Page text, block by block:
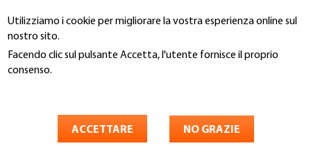
Utilizziamo i cookie per migliorare la vostra esperienza online sul
nostro sito.
Facendo clic sul pulsante Accetta, l'utente fornisce il proprio
consenso.
ACCETTARE NO GRAZIE
al
contenuto
principale
You